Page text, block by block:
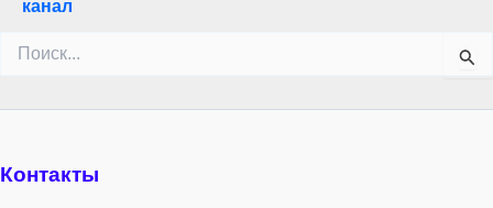
канал
Поиск:
Контакты